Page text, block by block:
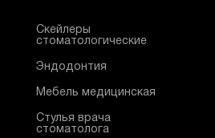
Скейлеры
стоматологические
Эндодонтия
Мебель медицинская
Стулья врача
стоматолога